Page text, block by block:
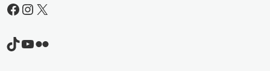
Facebook
Instagram
X
TikTok
YouTube
Flickr